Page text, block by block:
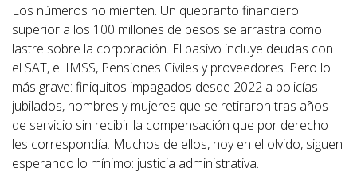
Los números no mienten. Un quebranto financiero
superior a los 100 millones de pesos se arrastra como
lastre sobre la corporación. El pasivo incluye deudas con
el SAT, el IMSS, Pensiones Civiles y proveedores. Pero lo
más grave: finiquitos impagados desde 2022 a policías
jubilados, hombres y mujeres que se retiraron tras años
de servicio sin recibir la compensación que por derecho
les correspondía. Muchos de ellos, hoy en el olvido, siguen
esperando lo mínimo: justicia administrativa.